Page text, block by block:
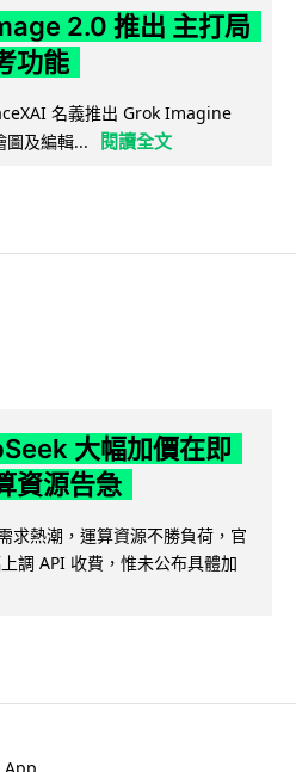
2.0 推出 主打局
功能
名義推出 Grok Imagine
及編輯...
閱讀全文
大幅加價在即
資源告急
求熱潮，運算資源不勝負荷，官
調 API 收費，惟未公布具體加
App